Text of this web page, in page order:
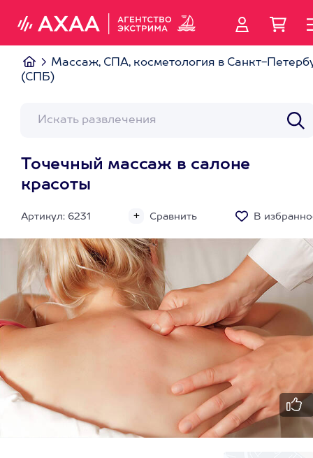
Массаж, СПА, косметология в Санкт-
(СПБ)
Точечный массаж в салоне
красоты
Артикул: 6231 Сравнить В